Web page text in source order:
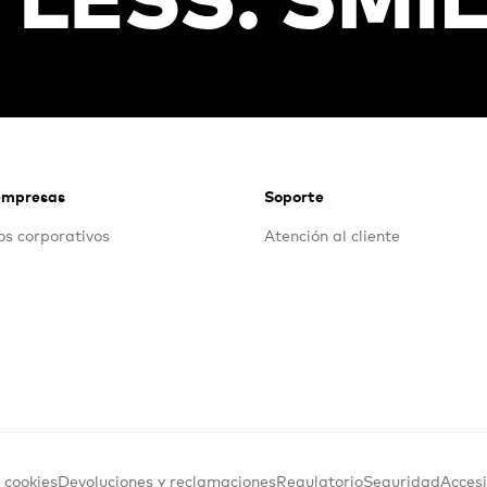
corporativos
Soporte
Atención al cliente
Devoluciones y reclamacionesRegulatorioSeguridad